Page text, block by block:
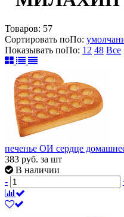
Товаров: 57
Сортировать поПо:
Показывать поПо: 12 48 Все
печенье ОИ сердце
383 руб. за шт
В наличии
-